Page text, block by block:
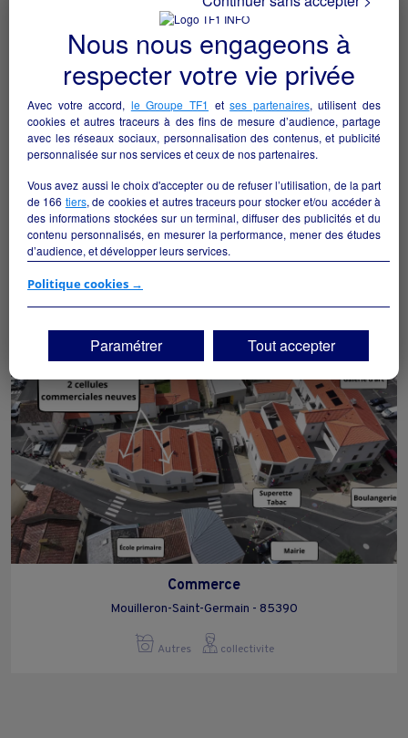
Ventes et réparations Smartphones, informatique
Les Herbiers - 85500
Commerce
Mouilleron-Saint-Germain - 85390
Autres collectivite
Nous nous engageons à
respecter votre vie privée
Avec votre accord, le Groupe TF1 etses partenaires, utilisent des
cookies et autres traceurs à des fins de mesure d’audience, partage
avec les réseaux sociaux, personnalisation des contenus, et publicité
personnalisée sur nos services et ceux de nos partenaires.
Vous avez aussi le choix d'accepter ou de refuser l’utilisation, de la part
de 166 tiers, de cookies et autres traceurs pour stocker et/ou accéder à
des informations stockées sur un terminal, diffuser des publicités et du
contenu personnalisés, en mesurer la performance, mener des études
d’audience, et développer leurs services.
Si vous continuez sans accepter, les fonctionnalités liées à la
vos centres d'intérêt. Seuls lescookies/traceurs techniquesseront
déposés et lus sur votre terminal.
Vous pouvez exprimer vos choix en cliquant sur "Tout accepter",
"Continuer sans accepter" ou "Paramétrer", et les modifier à tout
moment en cliquant sur le lien "Paramétrez vos choix" situé en bas de
page.
Politique cookies →
Paramétrer Tout accepter